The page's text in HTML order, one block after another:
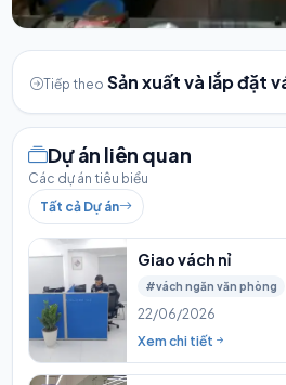
Tiếp theo Sản xuất và lắp đặt
Dự án liên quan
Các dự án tiêu biểu
Tất cả Dự án
Giao vách nỉ
#vách ngăn văn phòng
22/06/2026
Xem chi tiết